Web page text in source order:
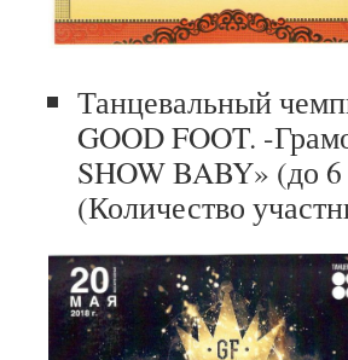
Танцевальный
GOOD FOOT. -
SHOW BABY» (до
(Количество